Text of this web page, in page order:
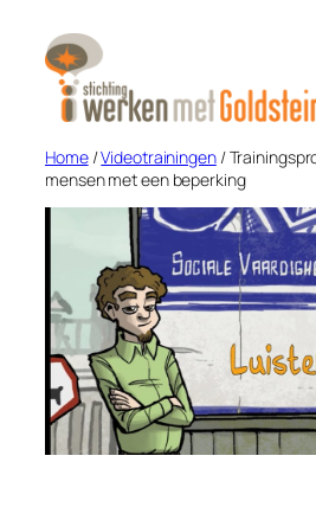
naar
inhoud
Home/Videotrainingen/
mensen met een beperking